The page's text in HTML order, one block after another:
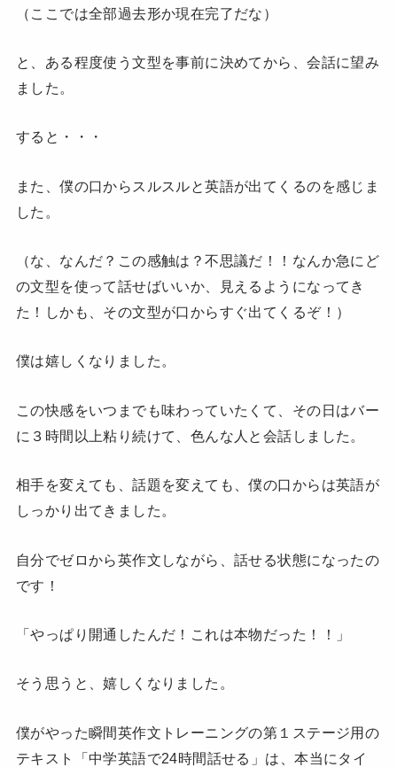
（ここでは全部過去形か現在完了だな）
と、ある程度使う文型を事前に決めてから、会話に望み
ました。
すると・・・
また、僕の口からスルスルと英語が出てくるのを感じま
した。
（な、なんだ？この感触は？不思議だ！！なんか急にど
の文型を使って話せばいいか、見えるようになってき
た！しかも、その文型が口からすぐ出てくるぞ！）
僕は嬉しくなりました。
この快感をいつまでも味わっていたくて、その日はバー
に３時間以上粘り続けて、色んな人と会話しました。
相手を変えても、話題を変えても、僕の口からは英語が
しっかり出てきました。
自分でゼロから英作文しながら、話せる状態になったの
です！
「やっぱり開通したんだ！これは本物だった！！」
そう思うと、嬉しくなりました。
僕がやった瞬間英作文トレーニングの第１ステージ用の
テキスト「中学英語で24時間話せる」は、本当にタイ